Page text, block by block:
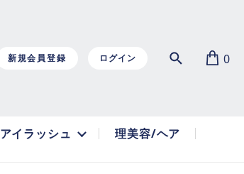
新規会員登録 ログイン 0
アイラッシュ 理美容/ヘア